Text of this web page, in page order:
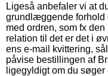
Ligeså anbefaler vi at
grundlæggende forhold
med ordren, som fx den
relation til det er det i
ens e-mail kvittering,
påvise bestillingen af
ligegyldigt om du